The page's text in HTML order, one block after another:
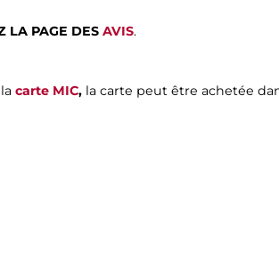
LA PAGE DES AVIS.
carte MIC, la carte peut être achetée